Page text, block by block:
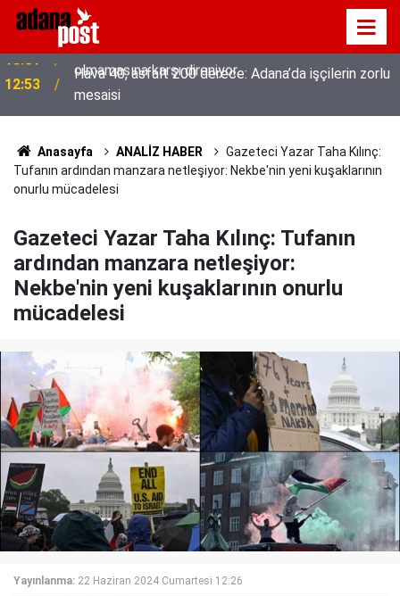
12:53
Hava 40, asfalt 200 derece: Adana’da işçilerin zorlu
mesaisi
Anasayfa ANALİZ HABER
Gazeteci Yazar Taha Kılınç:
Tufanın ardından manzara netleşiyor: Nekbe'nin yeni kuşaklarının
onurlu mücadelesi
Gazeteci Yazar Taha Kılınç: Tufanın
ardından manzara netleşiyor:
Nekbe'nin yeni kuşaklarının onurlu
mücadelesi
Yayınlanma: 22 Haziran 2024 Cumartesi 12:26